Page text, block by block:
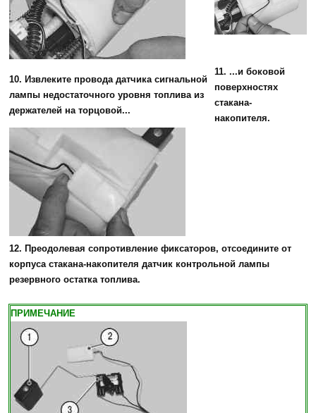
10. Извлеките провода датчика сигнальной
лампы недостаточного уровня топлива из
держателей на торцовой...
11. ...и боковой
поверхностях
стакана-
накопителя.
12. Преодолевая сопротивление фиксаторов, отсоедините от
корпуса стакана-накопителя датчик контрольной лампы
резервного остатка топлива.
ПРИМЕЧАНИЕ